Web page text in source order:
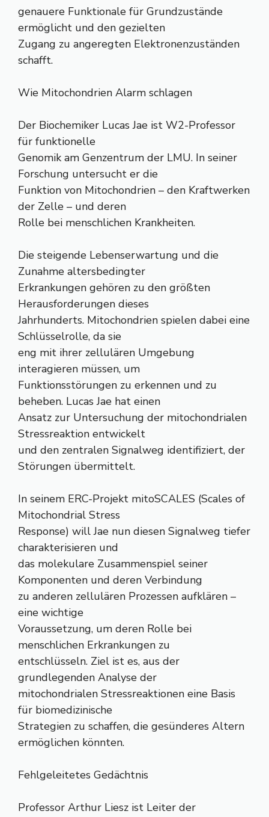
genauere Funktionale für Grundzustände
ermöglicht und den gezielten
Zugang zu angeregten Elektronenzuständen
schafft.
Wie Mitochondrien Alarm schlagen
Der Biochemiker Lucas Jae ist W2-Professor
für funktionelle
Genomik am Genzentrum der LMU. In seiner
Forschung untersucht er die
Funktion von Mitochondrien – den Kraftwerken
der Zelle – und deren
Rolle bei menschlichen Krankheiten.
Die steigende Lebenserwartung und die
Zunahme altersbedingter
Erkrankungen gehören zu den größten
Herausforderungen dieses
Jahrhunderts. Mitochondrien spielen dabei eine
Schlüsselrolle, da sie
eng mit ihrer zellulären Umgebung
interagieren müssen, um
Funktionsstörungen zu erkennen und zu
beheben. Lucas Jae hat einen
Ansatz zur Untersuchung der mitochondrialen
Stressreaktion entwickelt
und den zentralen Signalweg identifiziert, der
Störungen übermittelt.
In seinem ERC-Projekt mitoSCALES (Scales of
Mitochondrial Stress
Response) will Jae nun diesen Signalweg tiefer
charakterisieren und
das molekulare Zusammenspiel seiner
Komponenten und deren Verbindung
zu anderen zellulären Prozessen aufklären –
eine wichtige
Voraussetzung, um deren Rolle bei
menschlichen Erkrankungen zu
entschlüsseln. Ziel ist es, aus der
grundlegenden Analyse der
mitochondrialen Stressreaktionen eine Basis
für biomedizinische
Strategien zu schaffen, die gesünderes Altern
ermöglichen könnten.
Fehlgeleitetes Gedächtnis
Professor Arthur Liesz ist Leiter der